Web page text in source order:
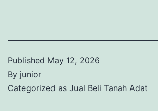
Published May 12, 2026
By junior
Categorized as Jual Beli Tanah Adat